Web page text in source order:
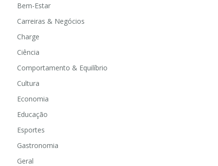
Bem-Estar
Carreiras & Negócios
Charge
Ciência
Comportamento & Equilíbrio
Cultura
Economia
Educação
Esportes
Gastronomia
Geral